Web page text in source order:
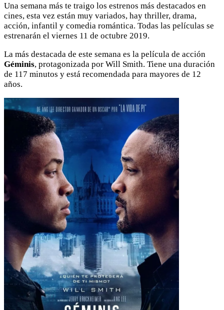
Una semana más te traigo los estrenos más destacados en
cines, esta vez están muy variados, hay thriller, drama,
acción, infantil y comedia romántica. Todas las películas se
estrenarán el viernes 11 de octubre 2019.
La más destacada de este semana es la película de acción
Géminis, protagonizada por Will Smith. Tiene una duración
de 117 minutos y está recomendada para mayores de 12
años.